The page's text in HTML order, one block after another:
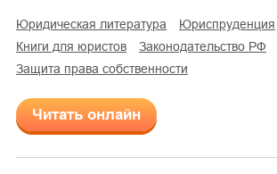
юридическая литература
юриспруденция
книги для юристов
законодательство РФ
защита права собственности
Читать онлайн